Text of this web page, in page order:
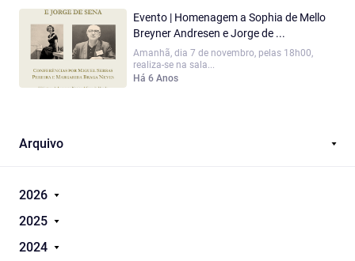
Evento | Homenagem a Sophia de Mello
Breyner Andresen e Jorge de ...
Amanhã, dia 7 de novembro, pelas 18h00,
realiza-se na sala...
Há 6 Anos
Arquivo
2026
2025
2024